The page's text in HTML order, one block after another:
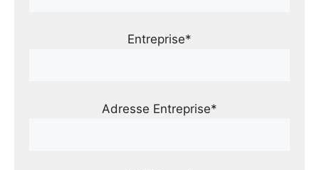
Entreprise*
Adresse Entreprise*